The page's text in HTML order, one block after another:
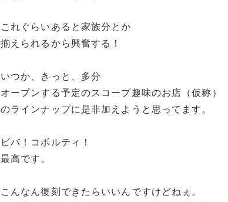
これぐらいあると家族分とか
揃えられるから興奮する！
いつか、きっと、多分
オープンする予定のスコープ趣味のお店（仮称）
のラインナップに是非加えようと思ってます。
ビバ！コボルティ！
最高です。
こんなん復刻できたらいいんですけどねぇ。